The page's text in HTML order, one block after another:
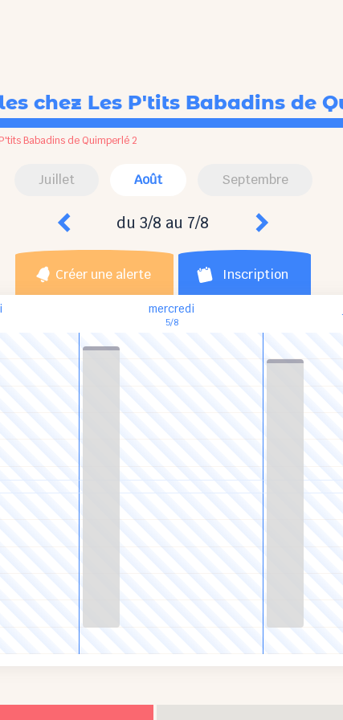
chez Les P'tits Babadins de
Babadins de Quimperlé 2
Juillet Août Septembre
du 3/8 au 7/8
Créer une alerte Inscription
mercredi
5/8